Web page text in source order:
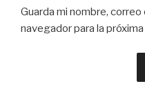
Guarda mi nombre,
navegador para la